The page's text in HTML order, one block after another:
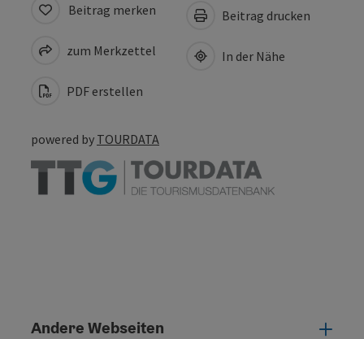
Beitrag merken
zum Merkzettel
PDF erstellen
Beitrag drucken
In der Nähe
powered by TOURDATA
Andere Webseiten